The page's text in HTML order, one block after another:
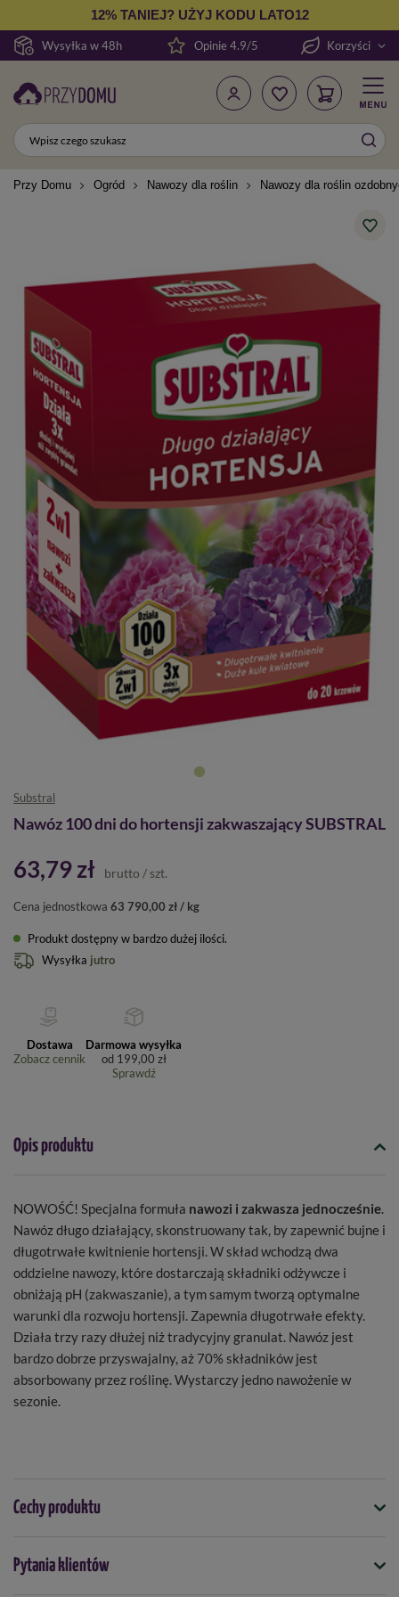
Wysyłka w 48h
12% TANIEJ? UŻYJ KODU LATO12
Opinie 4.9/5 Korzyści
Przy Domu Ogród Nawozy dla roślin Nawozy dla roślin
Substral
Nawóz 100 dni do hortensji zakwaszający SUBSTRAL
63,79 zł brutto / szt.
Cena jednostkowa 63 790,00 zł / kg
Produkt dostępny w bardzo dużej ilości
Wysyłka jutro
Dostawa
Zobacz cennik
Darmowa wysyłka
od 199,00 zł
Sprawdź
Opis produktu
NOWOŚĆ! Specjalna formuła nawozi i zakwasza jednocześnie
Nawóz długo działający, skonstruowany tak, by zapewnić bujne i
długotrwałe kwitnienie hortensji. W skład wchodzą dwa
oddzielne nawozy, które dostarczają składniki odżywcze i
obniżają pH (zakwaszanie), a tym samym tworzą optymalne
warunki dla rozwoju hortensji. Zapewnia długotrwałe efekty.
Działa trzy razy dłużej niż tradycyjny granulat. Nawóz jest
bardzo dobrze przyswajalny, aż 70% składników jest
absorbowany przez roślinę. Wystarczy jedno nawożenie w
sezonie.
Cechy produktu
Symbol
5907487102959
Pytania klientów